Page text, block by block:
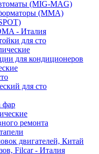
(MIG-MAG)
(MMA)
- Италия
для сто
для кондиционеров
для сто
фар
ремонта
двигателей, Китай
Filcar - Италия